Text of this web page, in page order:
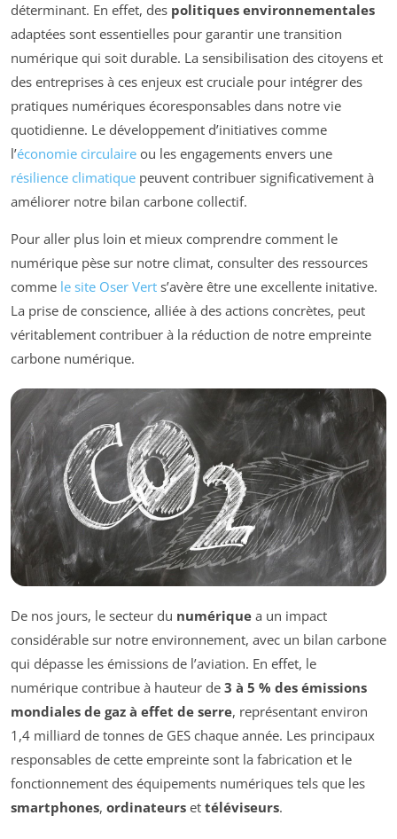
déterminant. En effet, des politiques environnementales
adaptées sont essentielles pour garantir une transition
numérique qui soit durable. La sensibilisation des citoyens et
des entreprises à ces enjeux est cruciale pour intégrer des
pratiques numériques écoresponsables dans notre vie
quotidienne. Le développement d’initiatives comme
l’économie circulaire ou les engagements envers une
résilience climatique peuvent contribuer significativement à
améliorer notre bilan carbone collectif.
Pour aller plus loin et mieux comprendre comment le
numérique pèse sur notre climat, consulter des ressources
comme le site Oser Vert s’avère être une excellente initative.
La prise de conscience, alliée à des actions concrètes, peut
véritablement contribuer à la réduction de notre empreinte
carbone numérique.
De nos jours, le secteur du numérique a un impact
considérable sur notre environnement, avec un bilan carbone
qui dépasse les émissions de l’aviation. En effet, le
numérique contribue à hauteur de 3 à 5 % des émissions
mondiales de gaz à effet de serre, représentant environ
1,4 milliard de tonnes de GES chaque année. Les principaux
responsables de cette empreinte sont la fabrication et le
fonctionnement des équipements numériques tels que les
smartphones, ordinateurs et téléviseurs.